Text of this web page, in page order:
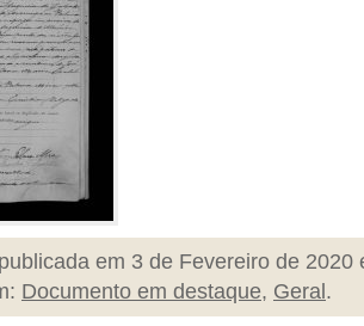
em 3 de Fevereiro de 2020
Documento em destaque, Geral .